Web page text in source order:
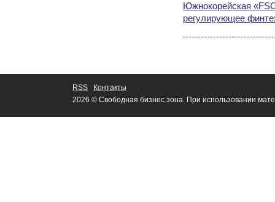
Южнокорейская
регулирующее
RSS
Контакты
2026 © Свободная бизнес зона. При использовании